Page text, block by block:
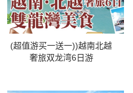
(超值游买一送一))越南北越
奢旅双龙湾6日游